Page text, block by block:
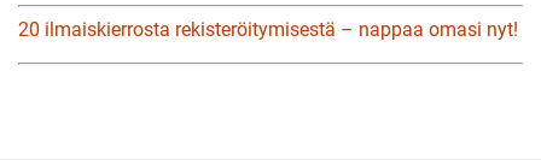
20 ilmaiskierrosta rekisteröitymisestä – nappaa omasi nyt!